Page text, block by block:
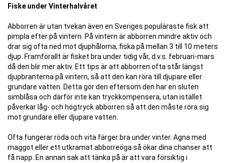
Fiske under Vinterhalvåret
Abborren är utan tvekan även en Sveriges populäraste fisk att
pimpla efter på vintern. På vintern är abborren mindre aktiv och
drar sig ofta ned mot djuphålorna, fiska på mellan 3 till 10 meters
djup. Framförallt är fisket bra under tidig vår, d.v.s. februari-mars
då den blir mer aktiv. Ett tips är att abborren ofta står längst
djupbranterna på vintern, så att den kan röra till djupare eller
grundare vatten. Detta gör den eftersom den har en sluten
simblåsa och därför inte kan tryckkompensera, utan istället
påverkar låg- och högtryck abborren så att den måste röra sig
mot grundare eller djupare vatten.
Ofta fungerar röda och vita färger bra under vinter. Agna med
maggot eller ett utkramat abborreöga så ökar dina chanser att
få napp. En annan sak att tänka på är att vara försiktig i